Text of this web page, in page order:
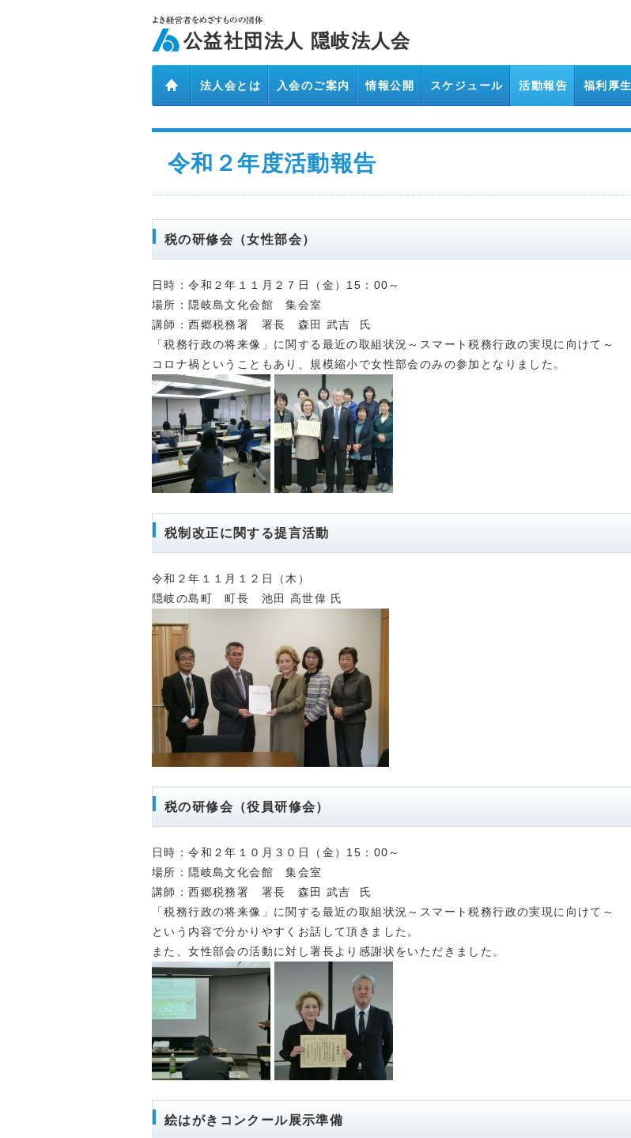
公益社団法人 隠岐法人会
法人会とは 入会のご案内 情報公開 スケジュール 活動報告 福利厚生
令和２年度活動報告
税の研修会（女性部会）
日時：令和２年１１月２７日（金）15：00～
場所：隠岐島文化会館 集会室
講師：西郷税務署 署長 森田 武吉 氏
「税務行政の将来像」に関する最近の取組状況～スマート税務行政の実現に向けて～
コロナ禍ということもあり、規模縮小で女性部会のみの参加となりました。
税制改正に関する提言活動
令和２年１１月１２日（木）
隠岐の島町 町長 池田 高世偉 氏
税の研修会（役員研修会）
日時：令和２年１０月３０日（金）15：00～
場所：隠岐島文化会館 集会室
講師：西郷税務署 署長 森田 武吉 氏
「税務行政の将来像」に関する最近の取組状況～スマート税務行政の実現に向けて～
という内容で分かりやすくお話して頂きました。
また、女性部会の活動に対し署長より感謝状をいただきました。
絵はがきコンクール展示準備